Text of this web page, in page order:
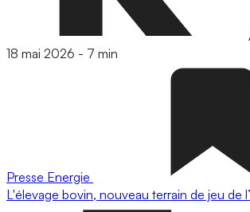
18 mai 2026 - 7 min
Presse Energie
L'élevage bovin, nouveau terrain de jeu de